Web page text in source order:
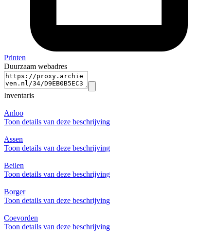
Printen
Duurzaam webadres
Inventaris
Anloo
Toon details van deze beschrijving
Assen
Toon details van deze beschrijving
Beilen
Toon details van deze beschrijving
Borger
Toon details van deze beschrijving
Coevorden
Toon details van deze beschrijving